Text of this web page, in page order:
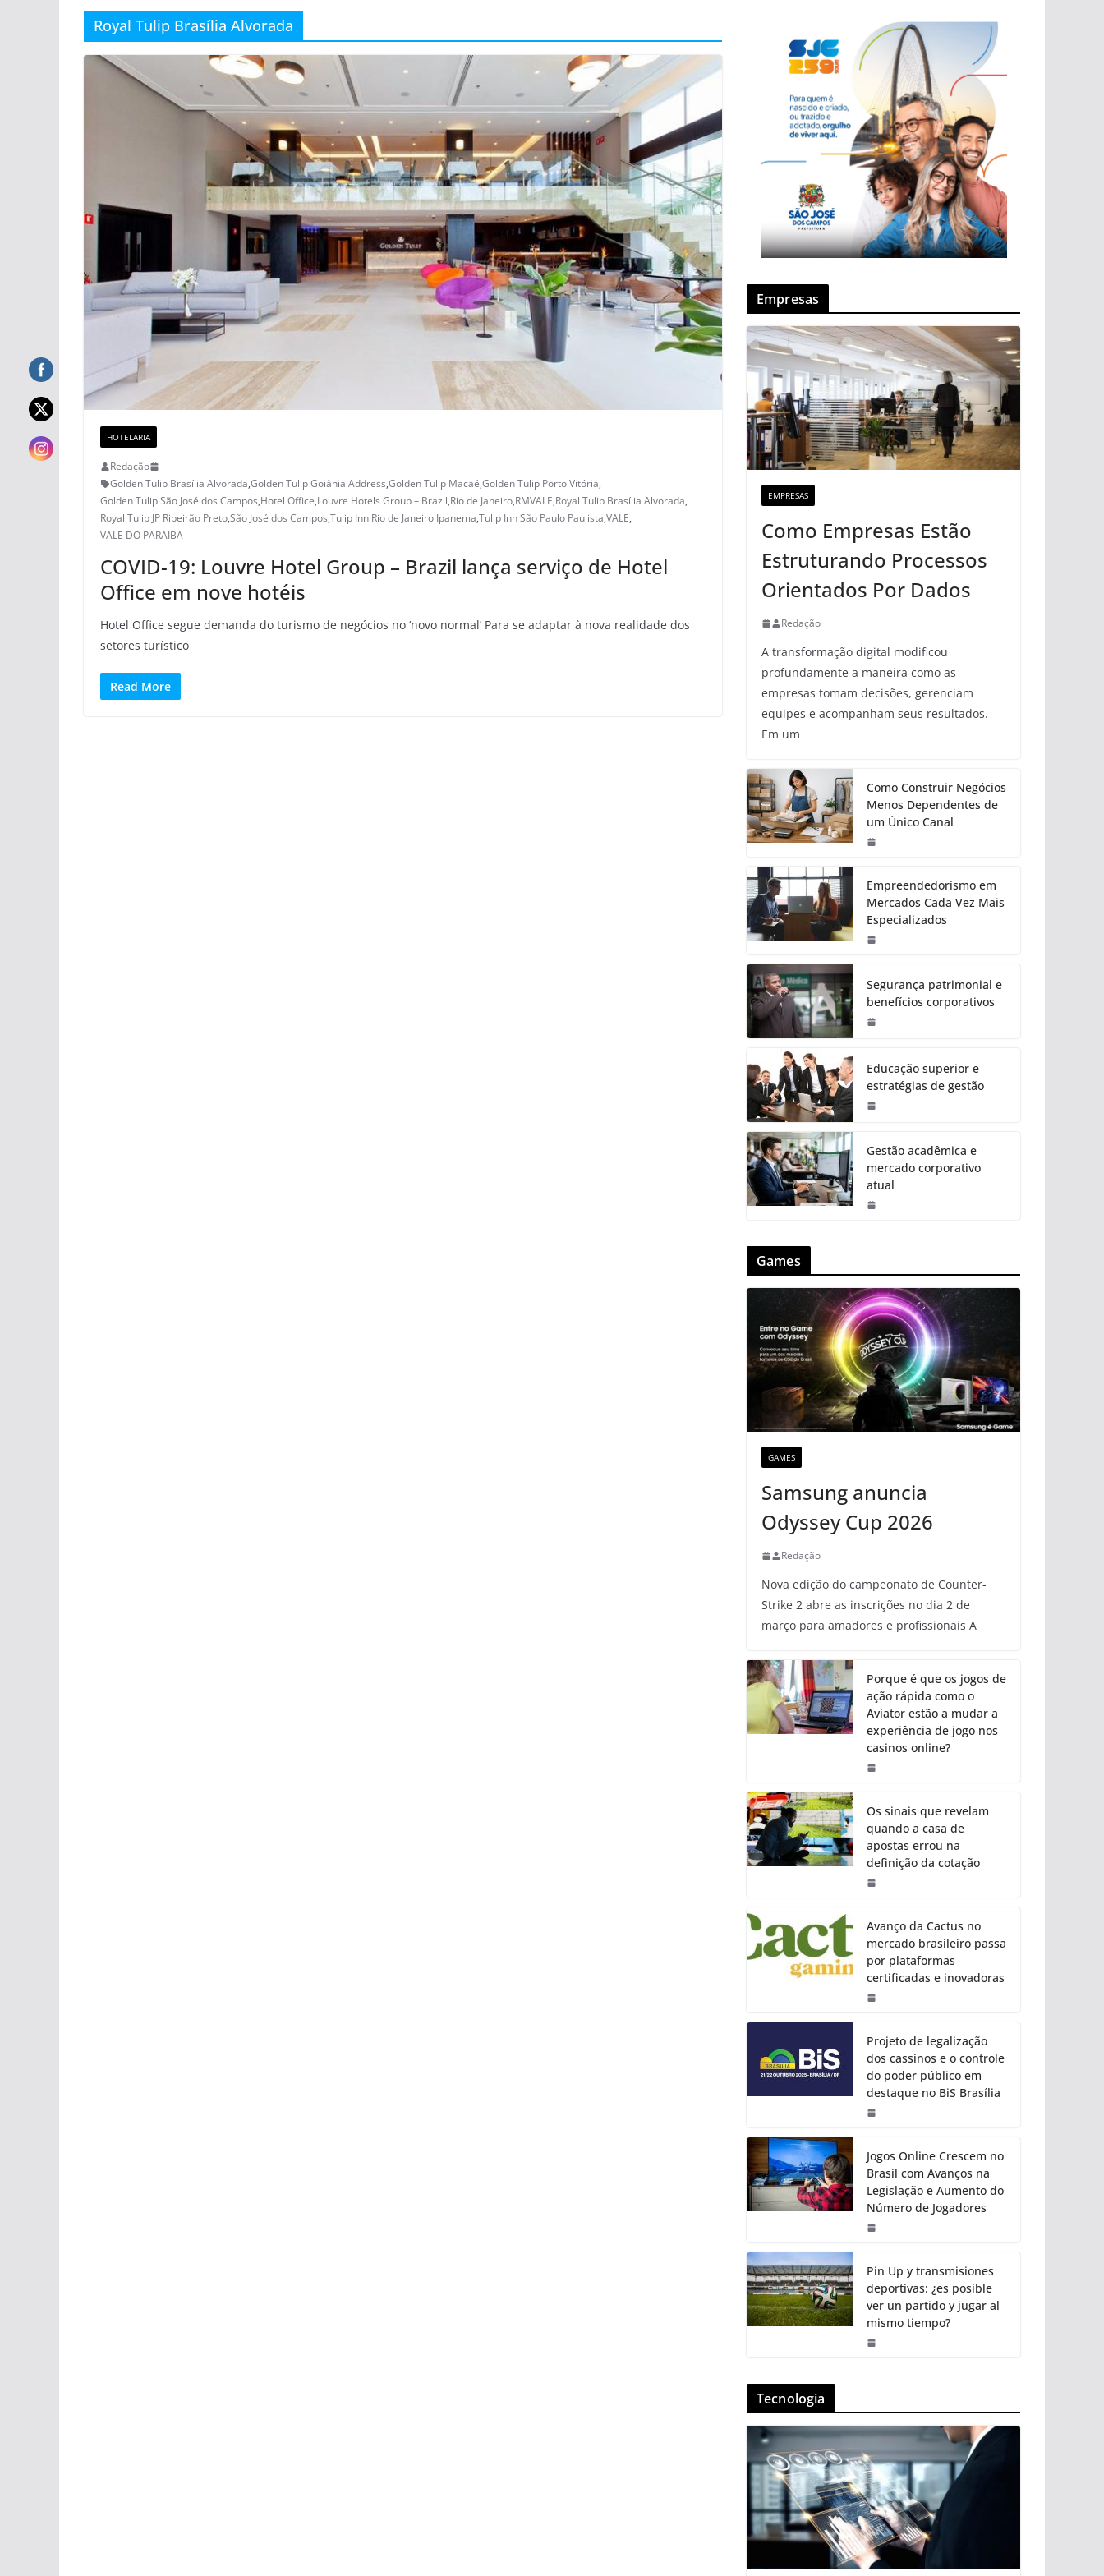
Royal Tulip Brasília Alvorada
HOTELARIA
Redação
Golden Tulip Brasília Alvorada,Golden Tulip Goiânia Address,Golden Tulip Macaé,Golden Tulip Porto Vitória,
Golden Tulip São José dos Campos,Hotel Office,Louvre Hotels Group – Brazil,Rio de Janeiro,RMVALE,Royal Tulip Brasília Alvorada,
Royal Tulip JP Ribeirão Preto,São José dos Campos,Tulip Inn Rio de Janeiro Ipanema,Tulip Inn São Paulo Paulista,VALE,
VALE DO PARAIBA
COVID-19: Louvre Hotel Group – Brazil lança serviço de Hotel
Office em nove hotéis
Hotel Office segue demanda do turismo de negócios no ‘novo normal’ Para se adaptar à nova realidade dos
setores turístico
Read More
Empresas
EMPRESAS
Como Empresas Estão
Estruturando Processos
Orientados Por Dados
Redação
A transformação digital modificou
profundamente a maneira como as
empresas tomam decisões, gerenciam
equipes e acompanham seus resultados.
Em um
Como Construir Negócios
Menos Dependentes de
um Único Canal
Empreendedorismo em
Mercados Cada Vez Mais
Especializados
Segurança patrimonial e
benefícios corporativos
Educação superior e
estratégias de gestão
Gestão acadêmica e
mercado corporativo
atual
Games
GAMES
Samsung anuncia
Odyssey Cup 2026
Redação
Nova edição do campeonato de Counter-
Strike 2 abre as inscrições no dia 2 de
março para amadores e profissionais A
Porque é que os jogos de
ação rápida como o
Aviator estão a mudar a
experiência de jogo nos
casinos online?
Os sinais que revelam
quando a casa de
apostas errou na
definição da cotação
Avanço da Cactus no
mercado brasileiro passa
por plataformas
certificadas e inovadoras
Projeto de legalização
dos cassinos e o controle
do poder público em
destaque no BiS Brasília
Jogos Online Crescem no
Brasil com Avanços na
Legislação e Aumento do
Número de Jogadores
Pin Up y transmisiones
deportivas: ¿es posible
ver un partido y jugar al
mismo tiempo?
Tecnologia